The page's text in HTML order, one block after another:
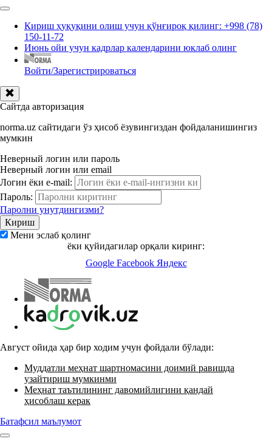
Кириш ҳуқуқини олиш учун қўнғироқ қилинг: +998 (78)
150-11-72
Июнь ойи учун кадрлар календарини юклаб олинг
Войти/Зарегистрироваться
Сайтда авторизация
norma.uz сайтидаги ўз ҳисоб ёзувингиздан фойдаланишингиз
мумкин
Неверный логин или пароль
Неверный логин или email
Логин ёки e-mail:
Пароль:
Паролни унутдингизми?
Мени эслаб қолинг
ёки қуйидагилар орқали киринг:
Google Facebook Яндекс
Август ойида ҳар бир ходим учун фойдали бўлади:
Муддатли меҳнат шартномасини доимий равишда
узайтириш мумкинми
Меҳнат таътилининг давомийлигини қандай
ҳисоблаш керак
Батафсил маълумот